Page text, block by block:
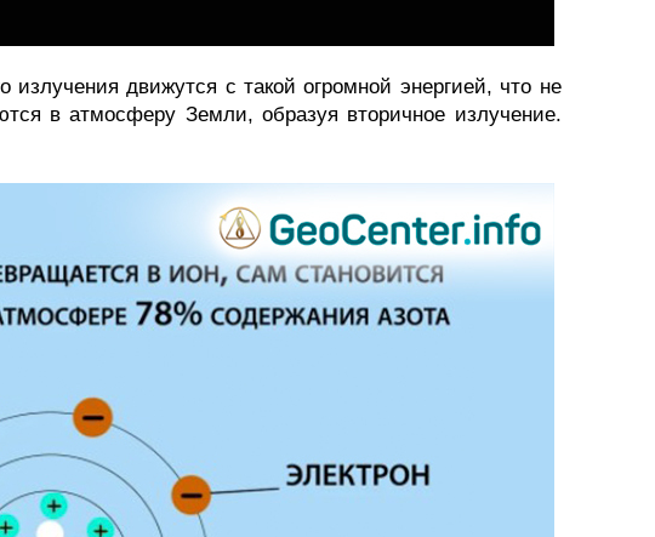
излучения движутся с такой огромной энергией, что не
в атмосферу Земли, образуя вторичное излучение.